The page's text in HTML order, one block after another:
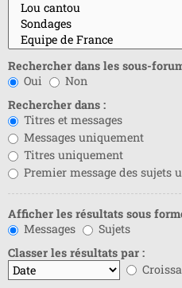
Rechercher dans les sous-
Oui
Non
Rechercher dans :
Titres et messages
Messages uniquement
Titres uniquement
Premier message des sujets
Afficher les résultats sous
Messages
Sujets
Classer les résultats par :